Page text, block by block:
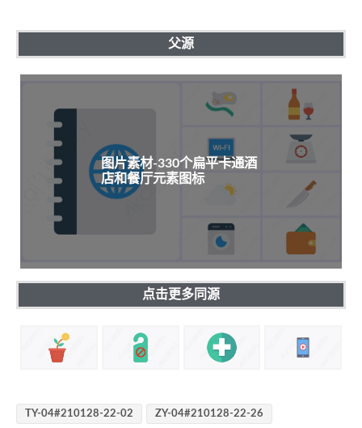
父源
图片素材-330个扁平卡通酒
店和餐厅元素图标
点击更多同源
TY-04#210128-22-02 ZY-04#210128-22-26